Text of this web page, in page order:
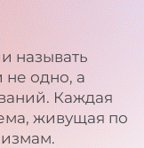
называть
не одно, а
Каждая
живущая по